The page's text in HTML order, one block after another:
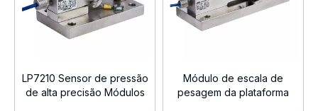
LP7210 Sensor de pressão
de alta precisão Módulos
Módulo de escala de
pesagem da plataforma